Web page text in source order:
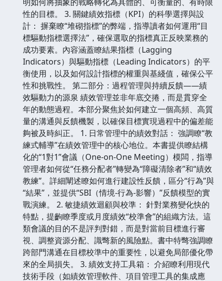
性的目標。 3. 關鍵績效指標（KPI）的科學選擇與設
計： 摒棄瞭“堆砌指標”的弊端，指導讀者如何運用“目
標驅動指標選擇法”，確保選取的指標真正反映業務的
成功要素。內容涵蓋瞭結果指標（Lagging
Indicators）與驅動指標（Leading Indicators）的平
衡使用，以及如何設計指標的權重與基綫值，確保公平
性和挑戰性。 第二部分：過程管理與持續反饋——績
效驅動力的源泉 績效管理並非年底交捲，而是貫穿全
年的動態過程。本部分聚焦於如何建立一個高頻、高質
量的溝通與反饋機製，以確保目標實現過程中的偏差能
夠被及時糾正。 1. 日常管理中的績效對話： 強調瞭“教
練式輔導”在績效管理中的核心地位。本書提供瞭結構
化的“1對1”會議（One-on-One Meeting）模闆，指導
管理者如何從“任務分配者”轉變為“障礙清除者”和“績效
教練”。詳細闡述瞭如何進行建設性反饋，區分“行為”與
“結果”，並提供“SBI（情境-行為-影響）”反饋模型的實
戰演練。 2. 敏捷績效迴顧與校準： 針對業務變化快的
特點，提齣瞭季度或月度績效“校準會”的組織方法。這
類會議的目的不是評判對錯，而是對當前目標進行審
視、調整資源分配、識彆新的風險點。書中特彆強調瞭
跨部門溝通在目標校準中的重要性，以避免局部優化帶
來的全局損失。 3. 績效支持工具箱： 介紹瞭利用現代
技術手段（如績效管理軟件、項目管理工具的集成應